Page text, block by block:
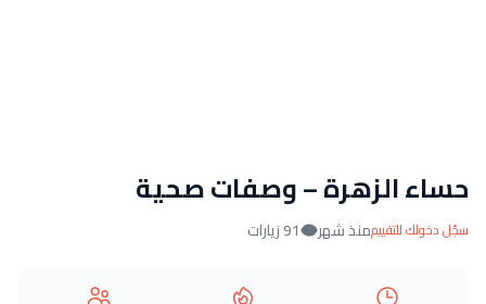
حساء الزهرة – وصفات صحية
سجّل دخولك للتقييممنذ شهر 91 زيارات